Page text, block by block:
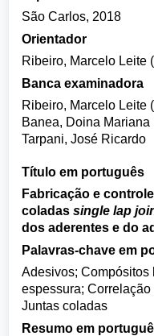
São Carlos, 2018
Orientador
Ribeiro, Marcelo Leite (
Banca examinadora
Ribeiro, Marcelo Leite
Banea, Doina Mariana
Tarpani, José Ricardo
Título em português
Fabricação e
coladassingle lap
dos aderentes e do
Palavras-chave em
Adesivos;
espessura;
Juntas coladas
Resumo em